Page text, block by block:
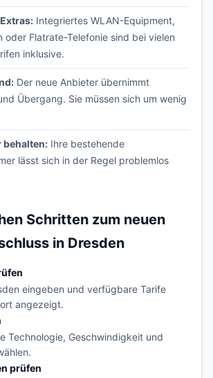
Integriertes WLAN-Equipment,
oder Flatrate-Telefonie sind bei vielen
inklusive.
Der neue Anbieter übernimmt
Übergang. Sie müssen sich um wenig
behalten: Ihre bestehende
lässt sich in der Regel problemlos
Schritten zum neuen
in Dresden
eingeben und verfügbare Tarife
angezeigt.
Technologie, Geschwindigkeit und
prüfen